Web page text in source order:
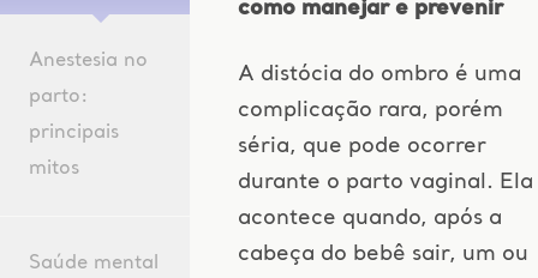
Anestesia no
parto:
principais
mitos
Saúde mental
como manejar e prevenir
A distócia do ombro é uma
complicação rara, porém
séria, que pode ocorrer
durante o parto vaginal. Ela
acontece quando, após a
cabeça do bebê sair, um ou